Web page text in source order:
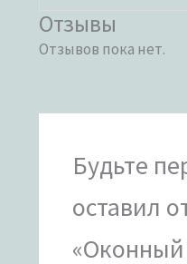
Отзывы
Отзывов пока нет.
Будьте
оставил
«Оконный